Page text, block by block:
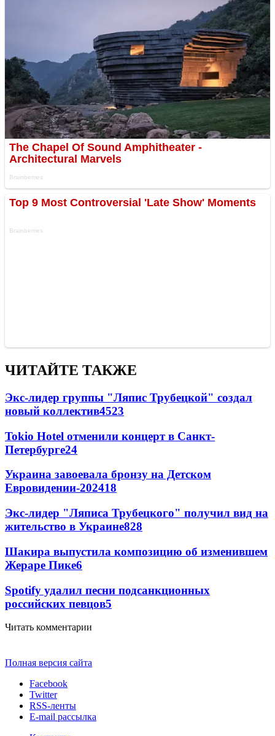
ЧИТАЙТЕ ТАКЖЕ
Экс-лидер группы "Ляпис Трубецкой" создал
новый коллектив4523
Tokio Hotel отменили концерт в Санкт-
Петербурге24
Украина завоевала бронзу на Детском
Евровидении-202418
Экс-лидер "Ляписа Трубецкого" получил вид на
жительство в Украине828
Шакира выпустила композицию об изменившем
Жераре Пике6
Spotify удалил песни подсанкционных
российских певцов5
Читать комментарии
Полная версия сайта
Facebook
Twitter
RSS-ленты
E-mail рассылка